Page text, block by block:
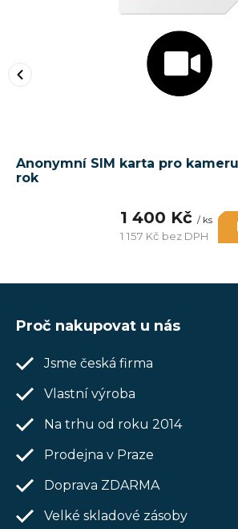
Anonymní SIM karta pro
rok
1 400 Kč / ks
1 157 Kč bez DPH
Proč nakupovat u nás
Jsme česká firma
Vlastní výroba
Na trhu od roku 2014
Prodejna v Praze
Doprava ZDARMA
Velké skladové zásoby